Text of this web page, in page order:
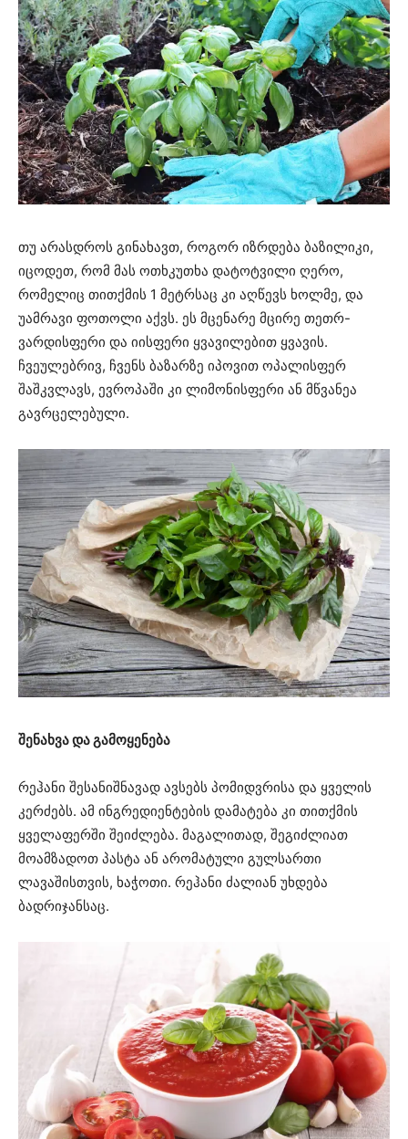
თუ არასდროს გინახავთ, როგორ იზრდება ბაზილიკი,
იცოდეთ, რომ მას ოთხკუთხა დატოტვილი ღერო,
რომელიც თითქმის 1 მეტრსაც კი აღწევს ხოლმე, და
უამრავი ფოთოლი აქვს. ეს მცენარე მცირე თეთრ-
ვარდისფერი და იისფერი ყვავილებით ყვავის.
ჩვეულებრივ, ჩვენს ბაზარზე იპოვით ოპალისფერ
შაშკვლავს, ევროპაში კი ლიმონისფერი ან მწვანეა
გავრცელებული.
შენახვა და გამოყენება
რეჰანი შესანიშნავად ავსებს პომიდვრისა და ყველის
კერძებს. ამ ინგრედიენტების დამატება კი თითქმის
ყველაფერში შეიძლება. მაგალითად, შეგიძლიათ
მოამზადოთ პასტა ან არომატული გულსართი
ლავაშისთვის, ხაჭოთი. რეჰანი ძალიან უხდება
ბადრიჯანსაც.